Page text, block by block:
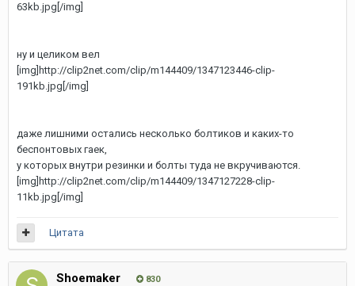
63kb.jpg[/img]
ну и целиком вел
[img]http://clip2net.com/clip/m144409/1347123446-clip-
191kb.jpg[/img]
даже лишними остались несколько болтиков и каких-то
беспонтовых гаек,
у которых внутри резинки и болты туда не вкручиваются.
[img]http://clip2net.com/clip/m144409/1347127228-clip-
11kb.jpg[/img]
Цитата
Shoemaker 830